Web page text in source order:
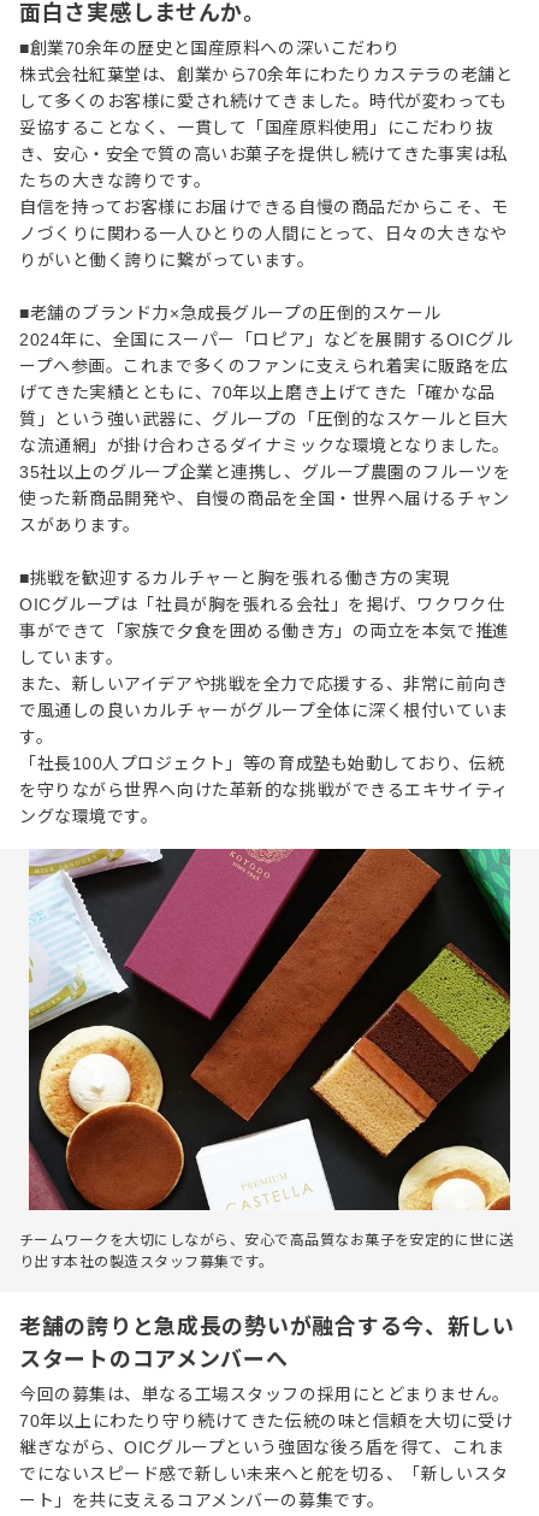
面白さ実感しませんか。
■創業70余年の歴史と国産原料への深いこだわり
株式会社紅葉堂は、創業から70余年にわたりカステラの老舗と
して多くのお客様に愛され続けてきました。時代が変わっても
妥協することなく、一貫して「国産原料使用」にこだわり抜
き、安心・安全で質の高いお菓子を提供し続けてきた事実は私
たちの大きな誇りです。
自信を持ってお客様にお届けできる自慢の商品だからこそ、モ
ノづくりに関わる一人ひとりの人間にとって、日々の大きなや
りがいと働く誇りに繋がっています。
■老舗のブランド力×急成長グループの圧倒的スケール
2024年に、全国にスーパー「ロピア」などを展開するOICグル
ープへ参画。これまで多くのファンに支えられ着実に販路を広
げてきた実績とともに、70年以上磨き上げてきた「確かな品
質」という強い武器に、グループの「圧倒的なスケールと巨大
な流通網」が掛け合わさるダイナミックな環境となりました。
35社以上のグループ企業と連携し、グループ農園のフルーツを
使った新商品開発や、自慢の商品を全国・世界へ届けるチャン
スがあります。
■挑戦を歓迎するカルチャーと胸を張れる働き方の実現
OICグループは「社員が胸を張れる会社」を掲げ、ワクワク仕
事ができて「家族で夕食を囲める働き方」の両立を本気で推進
しています。
また、新しいアイデアや挑戦を全力で応援する、非常に前向き
で風通しの良いカルチャーがグループ全体に深く根付いていま
す。
「社長100人プロジェクト」等の育成塾も始動しており、伝統
を守りながら世界へ向けた革新的な挑戦ができるエキサイティ
ングな環境です。
チームワークを大切にしながら、安心で高品質なお菓子を安定的に世に送
り出す本社の製造スタッフ募集です。
老舗の誇りと急成長の勢いが融合する今、新しい
スタートのコアメンバーへ
今回の募集は、単なる工場スタッフの採用にとどまりません。
70年以上にわたり守り続けてきた伝統の味と信頼を大切に受け
継ぎながら、OICグループという強固な後ろ盾を得て、これま
でにないスピード感で新しい未来へと舵を切る、「新しいスタ
ート」を共に支えるコアメンバーの募集です。